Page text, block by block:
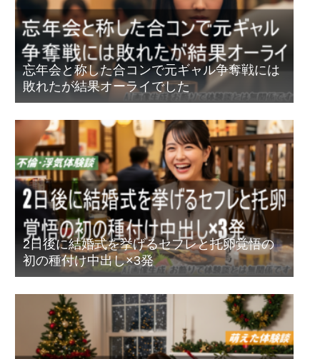
忘年会と称した合コンで元ギャル争奪戦には
敗れたが結果オーライでした
2日後に結婚式を挙げるセフレと托卵覚悟の
初の種付け中出し×3発